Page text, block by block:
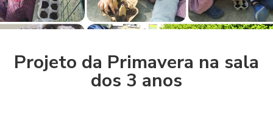
Projeto da Primavera na sala
dos 3 anos